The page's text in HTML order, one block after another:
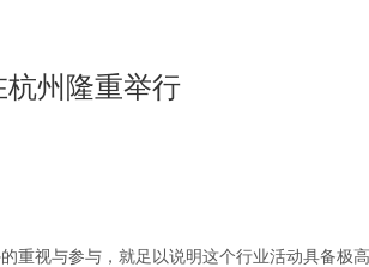
州隆重举行
视与参与，就足以说明这个行业活动具备极